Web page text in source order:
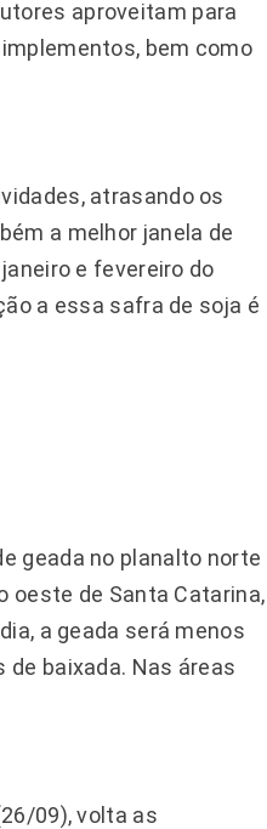
aproveitam para
bem como
atrasando os
a melhor janela de
e fevereiro do
a essa safra de soja é
geada no planalto norte
oeste de Santa Catarina,
a geada será menos
baixada. Nas áreas
09), volta as